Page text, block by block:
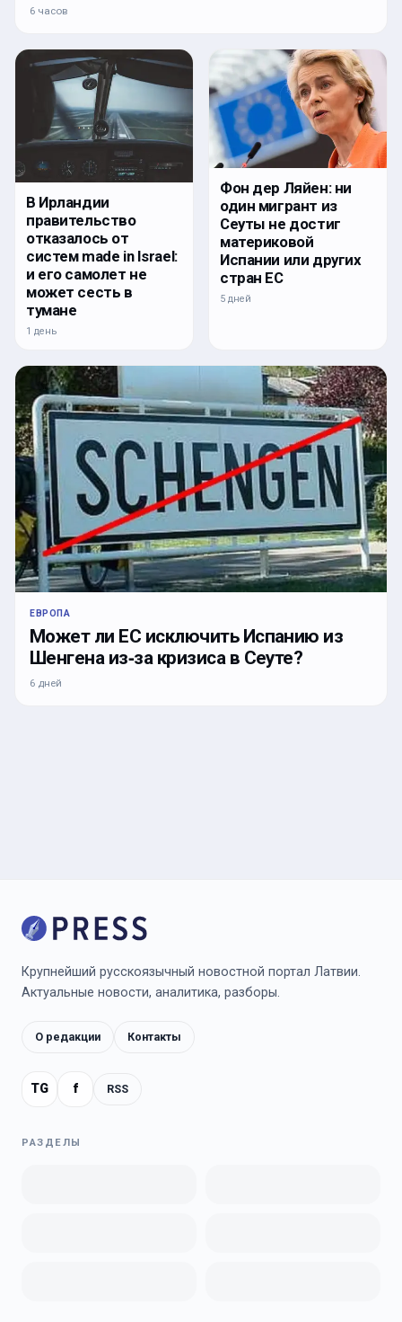
6 часов
В Ирландии
правительство
отказалось от
систем made in Israel:
и его самолет не
может сесть в
тумане
1 день
Фон дер Ляйен: ни
один мигрант из
Сеуты не достиг
материковой
Испании или других
стран ЕС
5 дней
ЕВРОПА
Может ли ЕС исключить Испанию из
Шенгена из‑за кризиса в Сеуте?
6 дней
Крупнейший русскоязычный новостной портал Латвии.
Актуальные новости, аналитика, разборы.
О редакции Контакты
TG f RSS
РАЗДЕЛЫ